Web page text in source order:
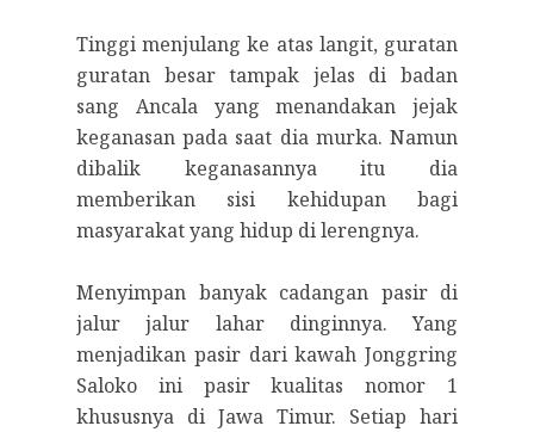
Tinggi menjulang ke atas langit, guratan
guratan besar tampak jelas di badan
sang Ancala yang menandakan jejak
keganasan pada saat dia murka. Namun
dibalik keganasannya itu dia
memberikan sisi kehidupan bagi
masyarakat yang hidup di lerengnya.
Menyimpan banyak cadangan pasir di
jalur jalur lahar dinginnya. Yang
menjadikan pasir dari kawah Jonggring
Saloko ini pasir kualitas nomor 1
khususnya di Jawa Timur. Setiap hari